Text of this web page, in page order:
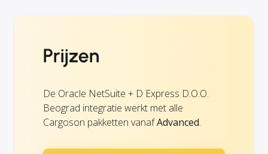
Prijzen
De Oracle NetSuite + D Express D.O.O.
Beograd integratie werkt met alle
Cargoson pakketten vanafAdvanced.